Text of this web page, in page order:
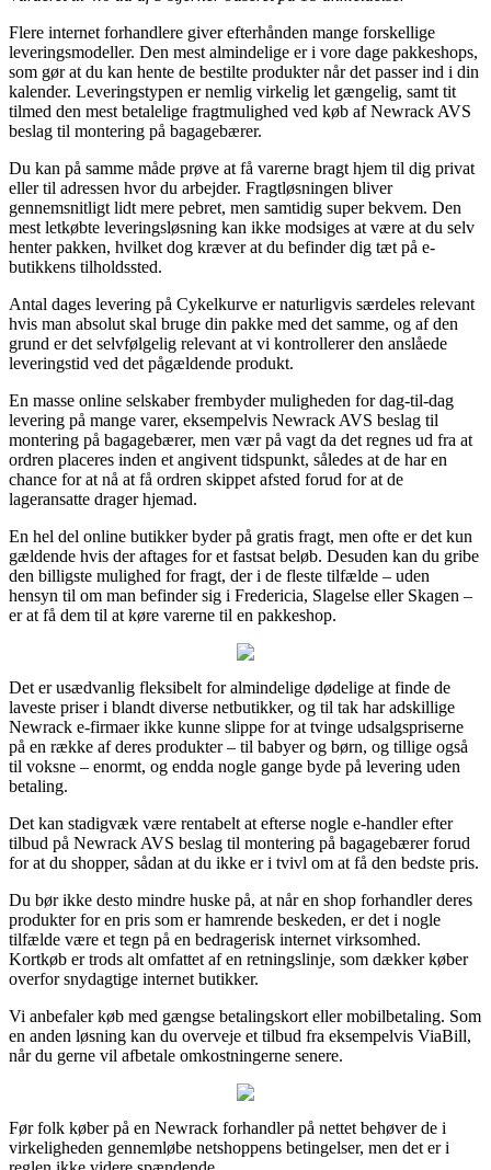
Flere internet forhandlere giver efterhånden mange forskellige
leveringsmodeller. Den mest almindelige er i vore dage pakkeshops,
som gør at du kan hente de bestilte produkter når det passer ind i din
kalender. Leveringstypen er nemlig virkelig let gængelig, samt tit
tilmed den mest betalelige fragtmulighed ved køb af Newrack AVS
beslag til montering på bagagebærer.
Du kan på samme måde prøve at få varerne bragt hjem til dig privat
eller til adressen hvor du arbejder. Fragtløsningen bliver
gennemsnitligt lidt mere pebret, men samtidig super bekvem. Den
mest letkøbte leveringsløsning kan ikke modsiges at være at du selv
henter pakken, hvilket dog kræver at du befinder dig tæt på e-
butikkens tilholdssted.
Antal dages levering på Cykelkurve er naturligvis særdeles relevant
hvis man absolut skal bruge din pakke med det samme, og af den
grund er det selvfølgelig relevant at vi kontrollerer den anslåede
leveringstid ved det pågældende produkt.
En masse online selskaber frembyder muligheden for dag-til-dag
levering på mange varer, eksempelvis Newrack AVS beslag til
montering på bagagebærer, men vær på vagt da det regnes ud fra at
ordren placeres inden et angivent tidspunkt, således at de har en
chance for at nå at få ordren skippet afsted forud for at de
lageransatte drager hjemad.
En hel del online butikker byder på gratis fragt, men ofte er det kun
gældende hvis der aftages for et fastsat beløb. Desuden kan du gribe
den billigste mulighed for fragt, der i de fleste tilfælde – uden
hensyn til om man befinder sig i Fredericia, Slagelse eller Skagen –
er at få dem til at køre varerne til en pakkeshop.
Det er usædvanlig fleksibelt for almindelige dødelige at finde de
laveste priser i blandt diverse netbutikker, og til tak har adskillige
Newrack e-firmaer ikke kunne slippe for at tvinge udsalgspriserne
på en række af deres produkter – til babyer og børn, og tillige også
til voksne – enormt, og endda nogle gange byde på levering uden
betaling.
Det kan stadigvæk være rentabelt at efterse nogle e-handler efter
tilbud på Newrack AVS beslag til montering på bagagebærer forud
for at du shopper, sådan at du ikke er i tvivl om at få den bedste pris.
Du bør ikke desto mindre huske på, at når en shop forhandler deres
produkter for en pris som er hamrende beskeden, er det i nogle
tilfælde være et tegn på en bedragerisk internet virksomhed.
Kortkøb er trods alt omfattet af en retningslinje, som dækker køber
overfor snydagtige internet butikker.
Vi anbefaler køb med gængse betalingskort eller mobilbetaling. Som
en anden løsning kan du overveje et tilbud fra eksempelvis ViaBill,
når du gerne vil afbetale omkostningerne senere.
Før folk køber på en Newrack forhandler på nettet behøver de i
virkeligheden gennemløbe netshoppens betingelser, men det er i